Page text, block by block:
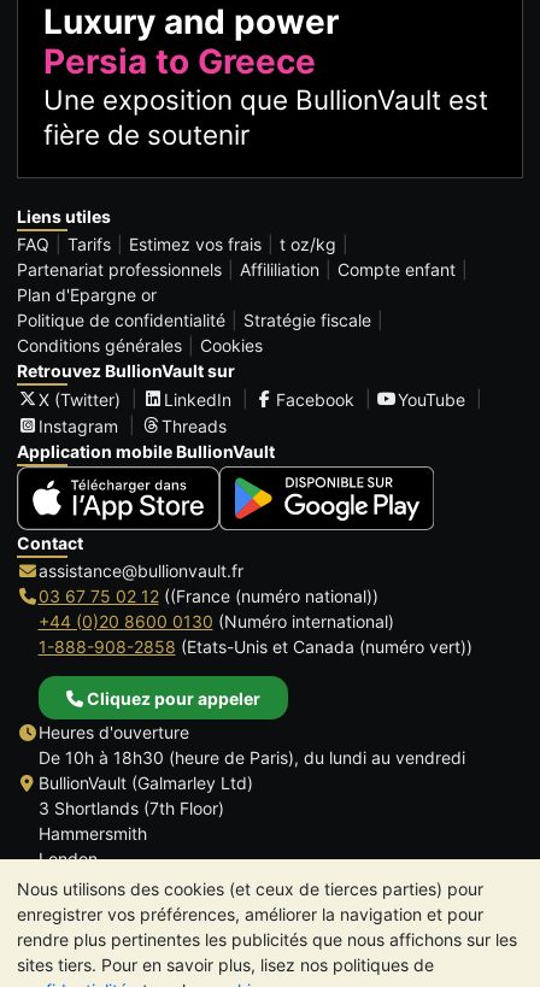
Nous utilisons des cookies (et ceux de tierces parties) pour
enregistrer vos préférences, améliorer la navigation et pour
rendre plus pertinentes les publicités que nous affichons sur les
sites tiers. Pour en savoir plus, lisez nos politiques de
Luxury and power
Persia to Greece
Une exposition que BullionVault est
fière de soutenir
Liens utiles
FAQ
Tarifs Estimez vos frais
t oz/kg
Partenariat professionnels
Affililiation
Compte enfant
Plan d'Epargne or
Politique de confidentialité
Stratégie fiscale
Conditions générales
Cookies
Retrouvez BullionVault sur
X (Twitter)
LinkedIn Facebook
YouTube
Instagram
Threads
Application mobile BullionVault
Contact
assistance@bullionvault.fr
03 67 75 02 12((France (numéro national))
+44 (0)20 8600 0130 (Numéro international)
1-888-908-2858 (Etats-Unis et Canada (numéro vert))
Cliquez pour appeler
Heures d'ouverture
De 10h à 18h30 (heure de Paris), du lundi au vendredi
BullionVault (Galmarley Ltd)
3 Shortlands (7th Floor)
Hammersmith
London
W6 8DA
ROYAUME UNI